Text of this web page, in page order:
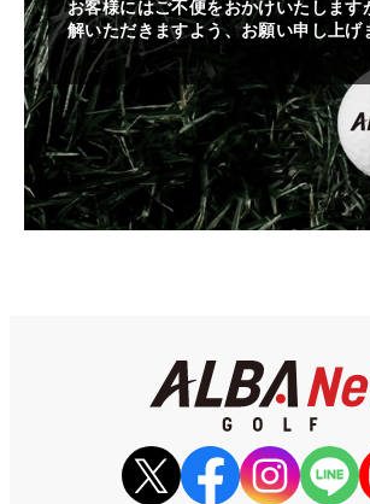
お客様にはご不便をおかけいたします
解いただきますよう、お願い申し上げ